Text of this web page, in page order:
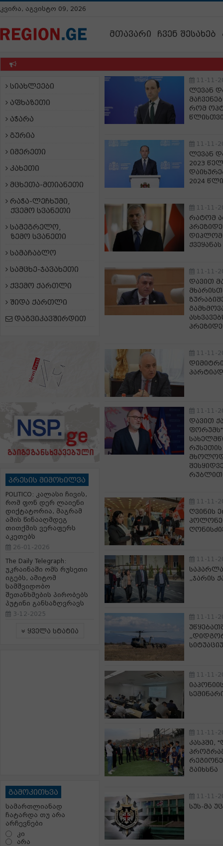
კვირა, აგვისტო 09, 2026
მთავარი ჩვენ შესახებ
სიახლეები
აფხაზეთი
აჭარა
გურია
იმერეთი
კახეთი
მცხეთა-მთიანეთი
რაჭა-ლეჩხუმი,
ქვემო სვანეთი
სამეგრელო,
ზემო სვანეთი
სამაჩაბლო
სამცხე-ჯავახეთი
ქვემო ქართლი
შიდა ქართლი
დაგვიკავშირდით
პრესის მიმოხილვა
POLITICO: კალასი ჩივის,
რომ ფონ დერ ლაიენი
დიქტატორია, მაგრამ
ამის წინააღმდეგ
თითქმის ვერაფერს
აკეთებს
26-01-2026
The Daily Telegraph:
უკრაინაში ომს რუსეთი
იგებს, ამიტომ
სამშვიდობო
შეთანხმების პირობებს
პუტინი განსაზღვრავს
3-12-2025
ყველა სტატია
გამოკითხვა
სამართლიანად
ჩატარდა თუ არა
არჩევნები
კი
არა
11-11-
ლევან
რომ
11-11-
ლევან
2023
2024
11-11-
რატომ
11-11-
დავით
11-11-
11-11-
დავით
ფორუმს"
მხოლოდ
რუბლით
11-11-
ღვინის
11-11-
„ჯარის
11-11-
11-11-
11-11-
კასპში,
გაიხსნა
11-11-
სუს-მა